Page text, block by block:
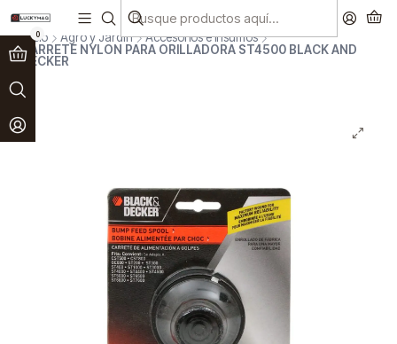
0
Paga en 3 cuotas sin interés! Ver más
Inicio Agro y Jardín
Accesorios e insumos
CARRETE NYLON PARA ORILLADORA ST4500 BLACK AND
DECKER